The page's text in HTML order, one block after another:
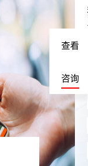
查看
咨询